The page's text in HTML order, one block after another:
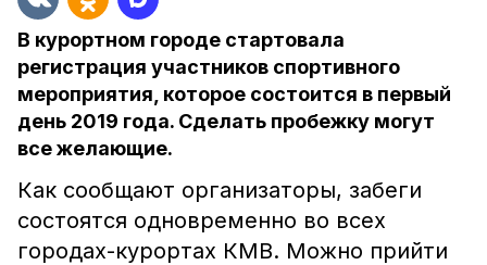
В курортном городе стартовала
регистрация участников спортивного
мероприятия, которое состоится в первый
день 2019 года. Сделать пробежку могут
все желающие.
Как сообщают организаторы, забеги
состоятся одновременно во всех
городах-курортах КМВ. Можно прийти